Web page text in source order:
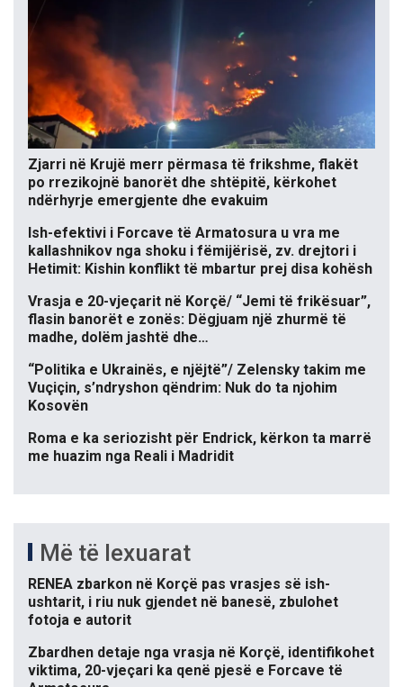
Zjarri në Krujë merr përmasa të frikshme, flakët
po rrezikojnë banorët dhe shtëpitë, kërkohet
ndërhyrje emergjente dhe evakuim
Ish-efektivi i Forcave të Armatosura u vra me
kallashnikov nga shoku i fëmijërisë, zv. drejtori i
Hetimit: Kishin konflikt të mbartur prej disa kohësh
Vrasja e 20-vjeçarit në Korçë/ “Jemi të frikësuar”,
flasin banorët e zonës: Dëgjuam një zhurmë të
madhe, dolëm jashtë dhe…
“Politika e Ukrainës, e njëjtë”/ Zelensky takim me
Vuçiçin, s’ndryshon qëndrim: Nuk do ta njohim
Kosovën
Roma e ka seriozisht për Endrick, kërkon ta marrë
me huazim nga Reali i Madridit
Më të lexuarat
RENEA zbarkon në Korçë pas vrasjes së ish-
ushtarit, i riu nuk gjendet në banesë, zbulohet
fotoja e autorit
Zbardhen detaje nga vrasja në Korçë, identifikohet
viktima, 20-vjeçari ka qenë pjesë e Forcave të